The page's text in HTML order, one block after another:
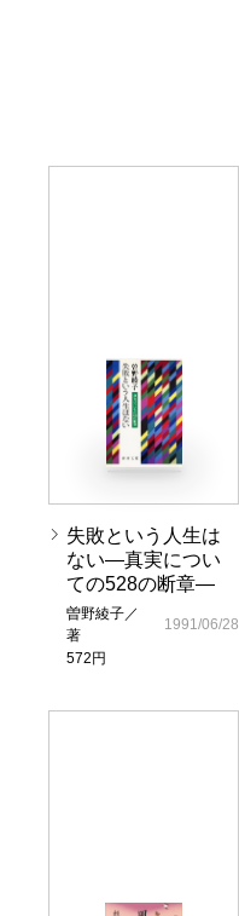
失敗という人生は
ない―真実につい
ての528の断章―
曽野綾子／
著
572円
1991/06/28